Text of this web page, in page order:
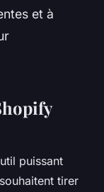
et à
puissant
tirer